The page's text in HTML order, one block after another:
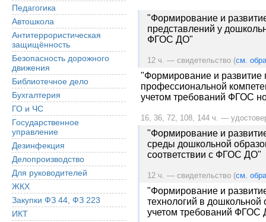
Педагогика
Автошкола
Антитеррористическая
защищённость
Безопасность дорожного
движения
Библиотечное дело
Бухгалтерия
ГО и ЧС
Государственное
управление
Дезинфекция
Делопроизводство
Для руководителей
ЖКХ
Закупки ФЗ 44, ФЗ 223
ИКТ
"Формирование и
представлений у
ФГОС ДО"
12 ч. — свидетельство (см.
"Формирование и развитие
профессиональной
учетом требований ФГОС
16, 36, 72, 108, 144 ч. —
"Формирование и
среды дошкольной
соответствии с ФГОС ДО"
12 ч. — свидетельство (см.
"Формирование и
технологий в дошкольной
учетом требований ФГОС